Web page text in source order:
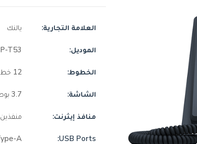
العلامة التجارية: يالنك
الموديل: T53
الخطوط: 12 خط
الشاشة: 3.7 بوصة , شاشة LCD رسومية , مع إضاءة خلفية
منافذ إيثرنت:
USB Ports:
A